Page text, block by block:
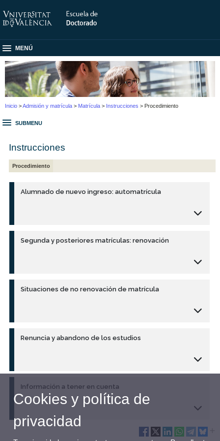
MENÚ
Inicio >Admisión y matrícula > Matrícula > Instrucciones > Procedimiento
SUBMENU
Instrucciones
Procedimiento
Alumnado de nuevo ingreso: automatrícula
Segunda y posteriores matrículas: renovación
Situaciones de no renovación de matrícula
Renuncia y abandono de los estudios
Información a tener en cuenta
Cookies y política de
privacidad